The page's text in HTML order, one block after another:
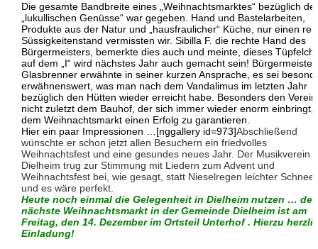
Die gesamte Bandbreite eines „Weihnachtsmarktes“ bezüglich der
„lukullischen Genüsse“ war gegeben. Hand und Bastelarbeiten,
Produkte aus der Natur und „hausfraulicher“ Küche, nur einen
Süssigkeitenstand vermissten wir. Sibilla F. die rechte Hand des
Bürgermeisters, bemerkte dies auch und meinte, dieses
auf dem „I“ wird nächstes Jahr auch gemacht sein! Bürgermeister
Glasbrenner erwähnte in seiner kurzen Ansprache, es sei
erwähnenswert, was man nach dem Vandalimus im letzten Jahr
bezüglich den Hütten wieder erreicht habe. Besonders den
nicht zuletzt dem Bauhof, der sich immer wieder enorm einbringt,
dem Weihnachtsmarkt einen Erfolg zu garantieren.
Hier ein paar Impressionen …[nggallery id=973]Abschließend
wünschte er schon jetzt allen Besuchern ein friedvolles
Weihnachtsfest und eine gesundes neues Jahr. Der Musikverein
Dielheim trug zur Stimmung mit Liedern zum Advent und
Weihnachtsfest bei, wie gesagt, statt Nieselregen leichter
und es wäre perfekt.
Heute noch einmal die Gelegenheit in Dielheim nutzen … der
nächste Weihnachtsmarkt in der Gemeinde Dielheim ist am
Freitag, den 14. Dezember im Ortsteil Unterhof . Hierzu
Einladung!